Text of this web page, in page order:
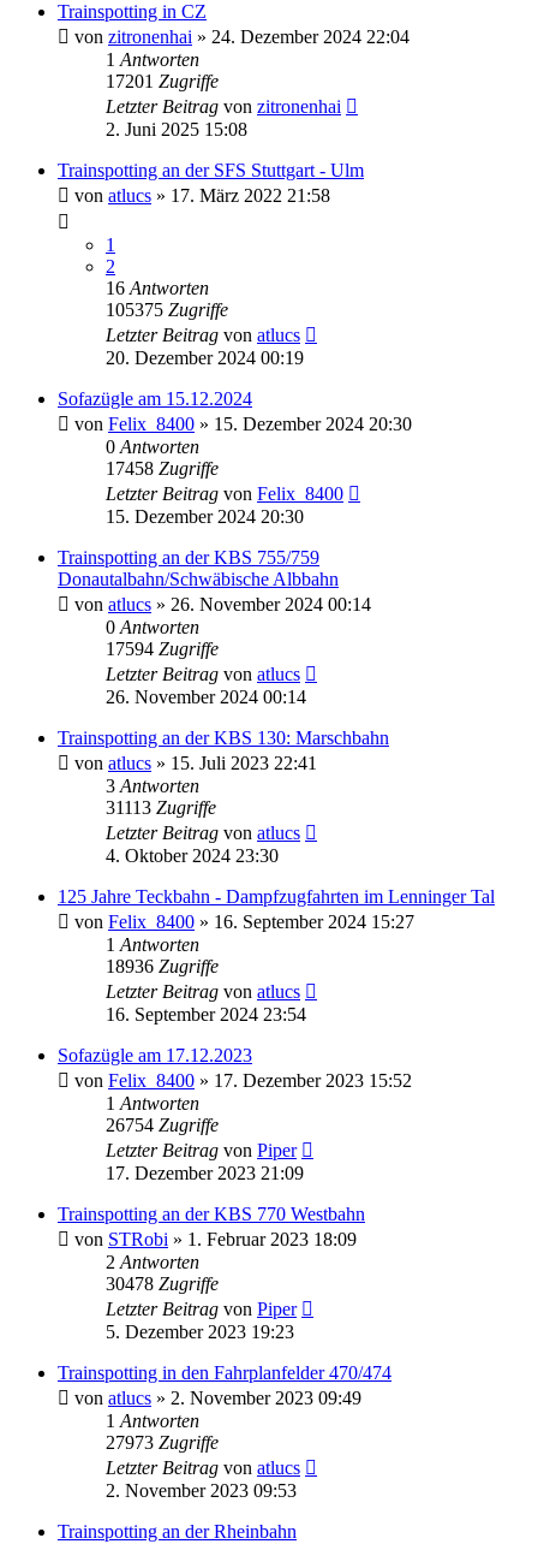
Trainspotting in CZ
von zitronenhai » 24. Dezember 2024 22:04
1 Antworten
17201 Zugriffe
Letzter Beitrag von zitronenhai
2. Juni 2025 15:08
Trainspotting an der SFS Stuttgart - Ulm
von atlucs » 17. März 2022 21:58
1
2
16 Antworten
105375 Zugriffe
Letzter Beitrag von atlucs
20. Dezember 2024 00:19
Sofazügle am 15.12.2024
von Felix_8400 » 15. Dezember 2024 20:30
0 Antworten
17458 Zugriffe
Letzter Beitrag von Felix_8400
15. Dezember 2024 20:30
Trainspotting an der KBS 755/759
Donautalbahn/Schwäbische Albbahn
von atlucs » 26. November 2024 00:14
0 Antworten
17594 Zugriffe
Letzter Beitrag von atlucs
26. November 2024 00:14
Trainspotting an der KBS 130: Marschbahn
von atlucs » 15. Juli 2023 22:41
3 Antworten
31113 Zugriffe
Letzter Beitrag von atlucs
4. Oktober 2024 23:30
125 Jahre Teckbahn - Dampfzugfahrten im Lenninger Tal
von Felix_8400 » 16. September 2024 15:27
1 Antworten
18936 Zugriffe
Letzter Beitrag von atlucs
16. September 2024 23:54
Sofazügle am 17.12.2023
von Felix_8400 » 17. Dezember 2023 15:52
1 Antworten
26754 Zugriffe
Letzter Beitrag von Piper
17. Dezember 2023 21:09
Trainspotting an der KBS 770 Westbahn
von STRobi » 1. Februar 2023 18:09
2 Antworten
30478 Zugriffe
Letzter Beitrag von Piper
5. Dezember 2023 19:23
Trainspotting in den Fahrplanfelder 470/474
von atlucs » 2. November 2023 09:49
1 Antworten
27973 Zugriffe
Letzter Beitrag von atlucs
2. November 2023 09:53
Trainspotting an der Rheinbahn